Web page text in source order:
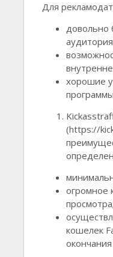
Для
довольно
хорошие
(https://
огромное
просмотра;
кошелек